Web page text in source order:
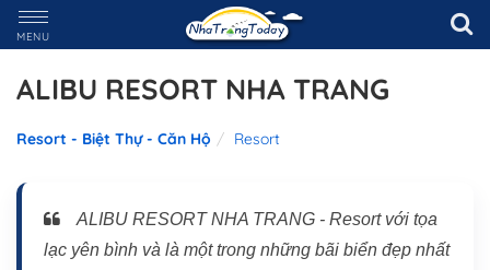
MENU
ALIBU RESORT NHA TRANG
Resort - Biệt Thự - Căn Hộ Resort
ALIBU RESORT NHA TRANG - Resort với tọa
lạc yên bình và là một trong những bãi biển đẹp nhất